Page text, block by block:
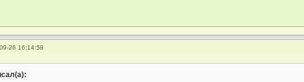
26 16:14:58